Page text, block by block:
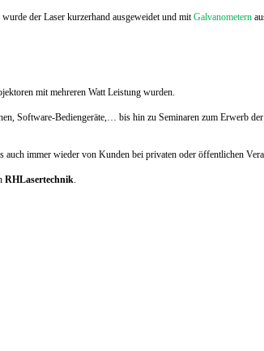
der Laser kurzerhand ausgeweidet und mit Galvanometern
mit mehreren Watt Leistung wurden.
Software-Bediengeräte,… bis hin zu Seminaren zum Erwerb
auch immer wieder von Kunden bei privaten oder öffentlichen
RHLasertechnik